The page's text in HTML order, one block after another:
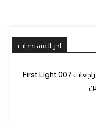
اخر المستجدات
مخاوف من تأخير مراجعات 007 First Light